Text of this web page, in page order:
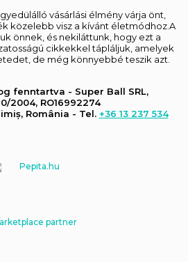
vásárlási élmény várja önt,
közelebb visz a kívánt életmódhoz.A
önnek, és nekiláttunk, hogy ezt a
cikkekkel tápláljuk, amelyek
de még könnyebbé teszik azt.
fenntartva - Super Ball SRL,
2004, RO16992274
România - Tel. +36 13 237 534
partner